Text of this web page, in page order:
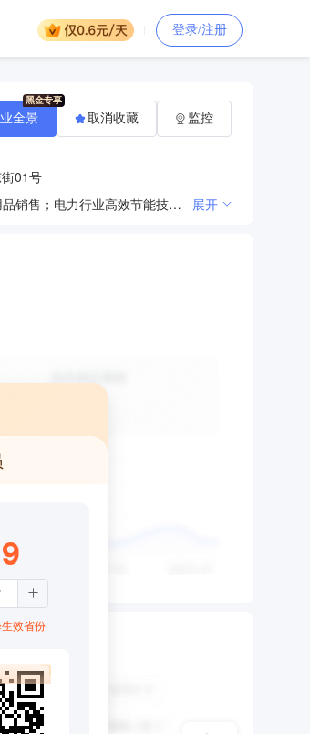
登录/注册
01号
一般项目：新兴能源技术研发；技术服务、技术开发、技术咨询、技术交流、技术转让、技术推广；日用百货销售；办公用品销售；电力行业高效节能技术研发；电子元器件制造；电力电子元器件制造；电力电子元器件销售；电子元器件零售；输配电及控制设备制造；配电开关控制设备制造；配电开关控制设备销售；配电开关控制设备研发；太阳能发电技术服务；光伏设备及元器件制造；光伏设备及元器件销售；储能技术服务；物联网技术服务；网络技术服务；电池制造；电池销售；电池零配件生产；电池零配件销售；充电桩销售；充电控制设备租赁；集中式快速充电站；电动汽车充电基础设施运营；智能输配电及控制设备销售；新能源汽车电附件销售；新能源汽车换电设施销售；电力设施器材制造；电力设施器材销售；安防设备销售；通用设备修理；信息安全设备销售；安全系统监控服务；安全技术防范系统设计施工服务；信息系统运行维护服务；信息系统集成服务；软件销售；计算机软硬件及辅助设备零售；计算机及办公设备维修；计算机系统服务；办公设备销售；办公设备耗材销售；停车场服务。（除依法须经批准的项目外，凭营业执照依法自主开展经营活动） 展开
全景 取消收藏 监控
效省份